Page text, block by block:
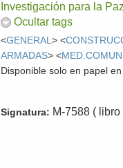
Investigación para la Paz
Ocultar tags
<GENERAL> <
ARMADAS> <
Disponible solo en papel
Signatura: M-7588 ( libro